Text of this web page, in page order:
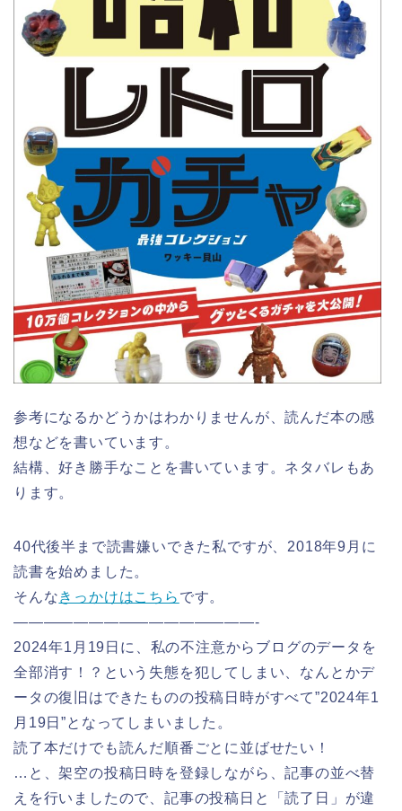
参考になるかどうかはわかりませんが、読んだ本の感
想などを書いています。
結構、好き勝手なことを書いています。ネタバレもあ
ります。
40代後半まで読書嫌いできた私ですが、2018年9月に
読書を始めました。
そんなきっかけはこちら です。
————————————————-
2024年1月19日に、私の不注意からブログのデータを
全部消す！？という失態を犯してしまい、なんとかデ
ータの復旧はできたものの投稿日時がすべて”2024年1
月19日”となってしまいました。
読了本だけでも読んだ順番ごとに並ばせたい！
…と、架空の投稿日時を登録しながら、記事の並べ替
えを行いましたので、記事の投稿日と「読了日」が違